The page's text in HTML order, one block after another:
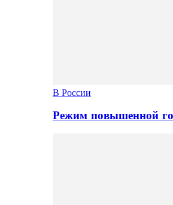
В России
Режим повышенной